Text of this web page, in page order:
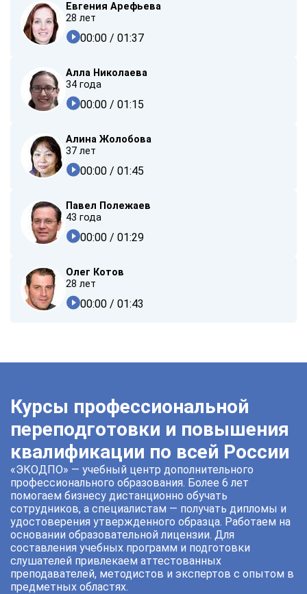
Евгения Арефьева
28 лет
00:00 / 01:37
Алла Николаева
34 года
00:00 / 01:15
Алина Жолобова
37 лет
00:00 / 01:45
Павел Полежаев
43 года
00:00 / 01:29
Олег Котов
28 лет
00:00 / 01:43
Курсы профессиональной
переподготовки и повышения
квалификации по всей России
«ЭКОДПО» — учебный центр дополнительного
профессионального образования. Более 6 лет
помогаем бизнесу дистанционно обучать
сотрудников, а специалистам — получать дипломы и
удостоверения утвержденного образца. Работаем на
основании образовательной лицензии. Для
составления учебных программ и подготовки
слушателей привлекаем аттестованных
преподавателей, методистов и экспертов с опытом в
предметных областях.